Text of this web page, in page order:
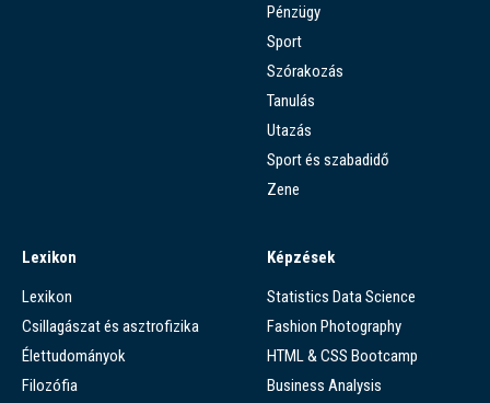
Pénzügy
Sport
Szórakozás
Tanulás
Utazás
Sport és szabadidő
Zene
Lexikon
Lexikon
Csillagászat és asztrofizika
Élettudományok
Filozófia
Képzések
Statistics Data Science
Fashion Photography
HTML & CSS Bootcamp
Business Analysis